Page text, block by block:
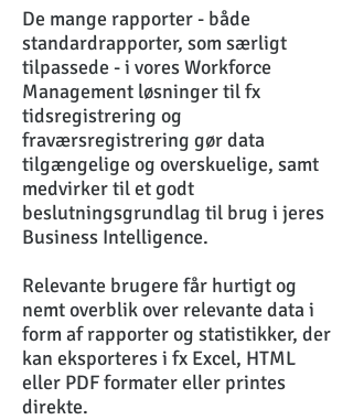
De mange rapporter - både
standardrapporter, som særligt
tilpassede - i vores Workforce
Management løsninger til fx
tidsregistrering og
fraværsregistrering gør data
tilgængelige og overskuelige, samt
medvirker til et godt
beslutningsgrundlag til brug i jeres
Business Intelligence.
Relevante brugere får hurtigt og
nemt overblik over relevante data i
form af rapporter og statistikker, der
kan eksporteres i fx Excel, HTML
eller PDF formater eller printes
direkte.